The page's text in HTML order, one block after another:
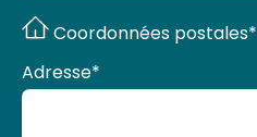
Coordonnées postales*
Adresse*